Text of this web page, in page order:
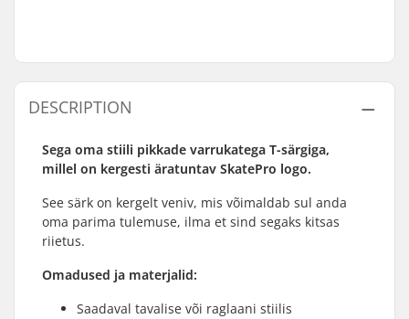
DESCRIPTION
Sega oma stiili pikkade varrukatega T-särgiga,
millel on kergesti äratuntav SkatePro logo.
See särk on kergelt veniv, mis võimaldab sul anda
oma parima tulemuse, ilma et sind segaks kitsas
riietus.
Omadused ja materjalid:
Saadaval tavalise või raglaani stiilis